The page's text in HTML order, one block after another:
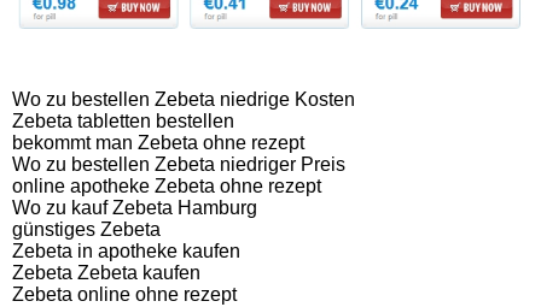
Wo zu bestellen Zebeta niedrige Kosten
Zebeta tabletten bestellen
bekommt man Zebeta ohne rezept
Wo zu bestellen Zebeta niedriger Preis
online apotheke Zebeta ohne rezept
Wo zu kauf Zebeta Hamburg
günstiges Zebeta
Zebeta in apotheke kaufen
Zebeta Zebeta kaufen
Zebeta online ohne rezept